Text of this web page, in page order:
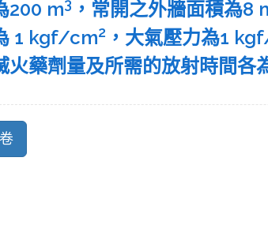
200 m3 ，常開之外牆面積為8
1 kgf/cm2 ，大氣壓力為1
火藥劑量及所需的放射時間各